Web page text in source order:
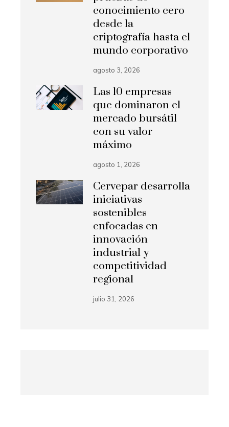
conocimiento cero
desde la
criptografía hasta el
mundo corporativo
agosto 3, 2026
Las 10 empresas
que dominaron el
mercado bursátil
con su valor
máximo
agosto 1, 2026
Cervepar desarrolla
iniciativas
sostenibles
enfocadas en
innovación
industrial y
competitividad
regional
julio 31, 2026